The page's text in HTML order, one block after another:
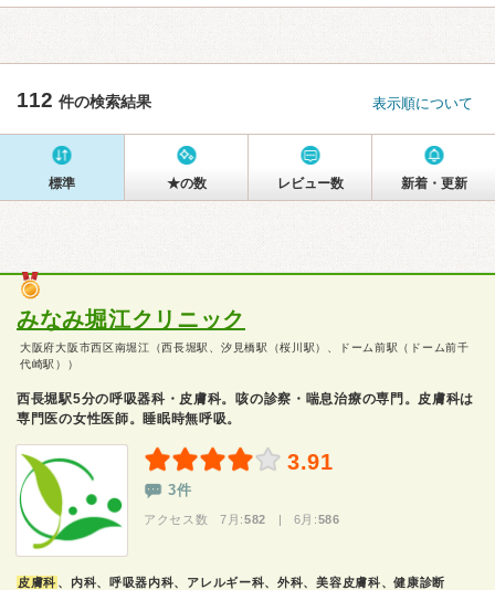
112 件の検索結果 表示順について
標準 ★の数 レビュー数 新着・更新
みなみ堀江クリニック
大阪府大阪市西区南堀江（西長堀駅、汐見橋駅（桜川駅）、ドーム前駅（ドーム前千
代崎駅））
西長堀駅5分の呼吸器科・皮膚科。咳の診察・喘息治療の専門。皮膚科は
専門医の女性医師。睡眠時無呼吸。
3.91
3件
アクセス数 7月:582 | 6月:586
皮膚科 、内科、呼吸器内科、アレルギー科、外科、美容皮膚科、健康診断